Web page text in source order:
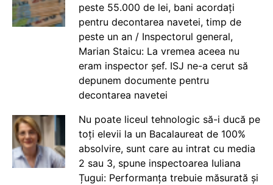
peste 55.000 de lei, bani acordați
pentru decontarea navetei, timp de
peste un an / Inspectorul general,
Marian Staicu: La vremea aceea nu
eram inspector șef. ISJ ne-a cerut să
depunem documente pentru
decontarea navetei
Nu poate liceul tehnologic să-i ducă pe
toți elevii la un Bacalaureat de 100%
absolvire, sunt care au intrat cu media
2 sau 3, spune inspectoarea Iuliana
Țugui: Performanța trebuie măsurată și